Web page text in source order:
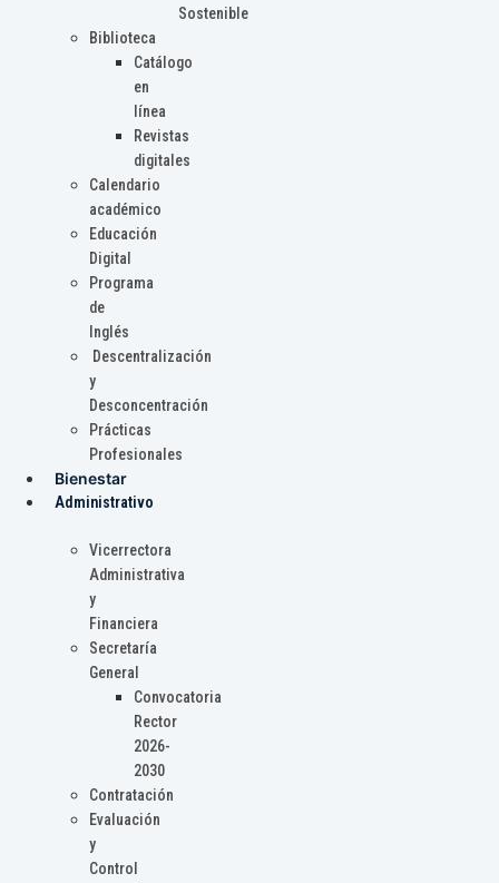
Sostenible
Biblioteca
Catálogo
en
línea
Revistas
digitales
Calendario
académico
Educación
Digital
Programa
de
Inglés
Descentralización
y
Desconcentración
Prácticas
Profesionales
Bienestar
Administrativo
Vicerrectora
Administrativa
y
Financiera
Secretaría
General
Convocatoria
Rector
2026-
2030
Contratación
Evaluación
y
Control